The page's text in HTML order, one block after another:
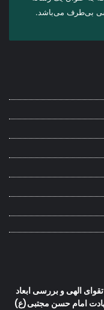
بی‌طرف می‌باشد.
الهی و بررسی ابعاد
امام حسن مجتبی(ع)